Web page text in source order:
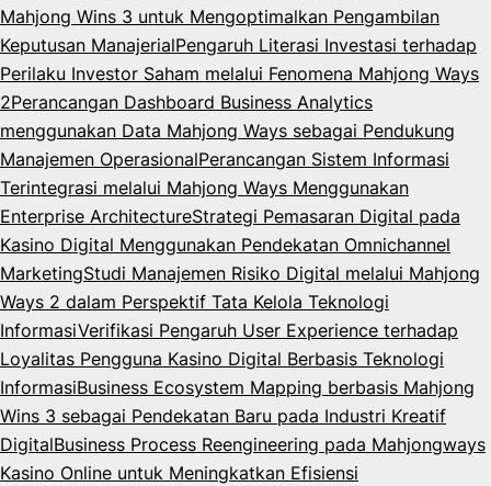
Mahjong Wins 3 untuk Mengoptimalkan Pengambilan
Keputusan ManajerialPengaruh Literasi Investasi terhadap
Perilaku Investor Saham melalui Fenomena Mahjong Ways
2Perancangan Dashboard Business Analytics
menggunakan Data Mahjong Ways sebagai Pendukung
Manajemen OperasionalPerancangan Sistem Informasi
Terintegrasi melalui Mahjong Ways Menggunakan
Enterprise ArchitectureStrategi Pemasaran Digital pada
Kasino Digital Menggunakan Pendekatan Omnichannel
MarketingStudi Manajemen Risiko Digital melalui Mahjong
Ways 2 dalam Perspektif Tata Kelola Teknologi
InformasiVerifikasi Pengaruh User Experience terhadap
Loyalitas Pengguna Kasino Digital Berbasis Teknologi
InformasiBusiness Ecosystem Mapping berbasis Mahjong
Wins 3 sebagai Pendekatan Baru pada Industri Kreatif
DigitalBusiness Process Reengineering pada Mahjongways
Kasino Online untuk Meningkatkan Efisiensi